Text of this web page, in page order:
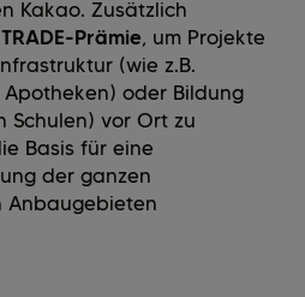
Kakao. Zusätzlich
Prämie, um Projekte
(wie z.B.
oder Bildung
Schulen) vor Ort zu
Basis für eine
der ganzen
Anbaugebieten